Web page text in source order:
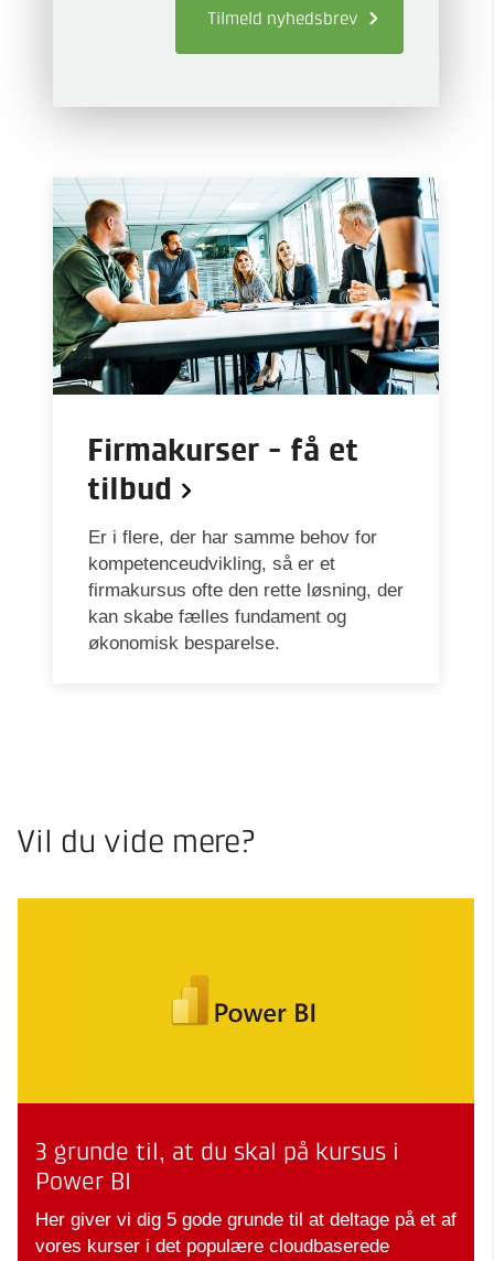
Tilmeld nyhedsbrev
Firmakurser - få et
tilbud
Er i flere, der har samme behov for
kompetenceudvikling, så er et
firmakursus ofte den rette løsning, der
kan skabe fælles fundament og
økonomisk besparelse.
Vil du vide mere?
3 grunde til, at du skal på kursus i
Power BI
Her giver vi dig 5 gode grunde til at deltage på et af
vores kurser i det populære cloudbaserede